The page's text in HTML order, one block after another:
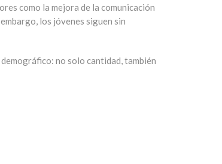
como la mejora de la comunicación
los jóvenes siguen sin
no solo cantidad, también